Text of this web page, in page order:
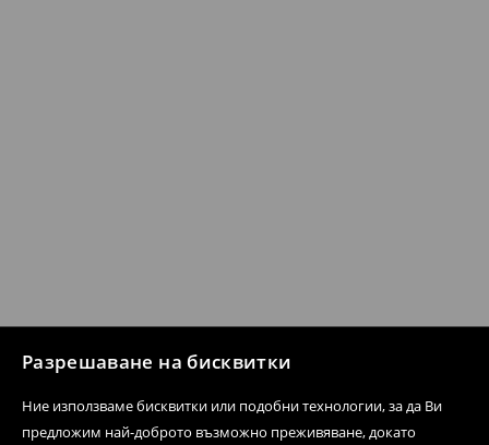
Разрешаване на бисквитки
Ние използваме бисквитки или подобни технологии, за да Ви
предложим най-доброто възможно преживяване, докато